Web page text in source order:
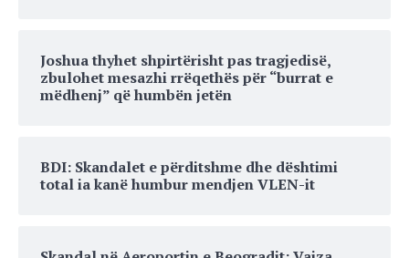
Joshua thyhet shpirtërisht pas tragjedisë,
zbulohet mesazhi rrëqethës për “burrat e
mëdhenj” që humbën jetën
BDI: Skandalet e përditshme dhe dështimi
total ia kanë humbur mendjen VLEN-it